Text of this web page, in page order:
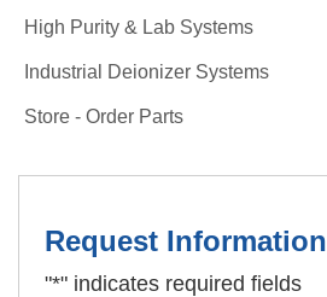
High Purity & Lab Systems
Industrial Deionizer Systems
Store - Order Parts
Request Information
"*" indicates required fields